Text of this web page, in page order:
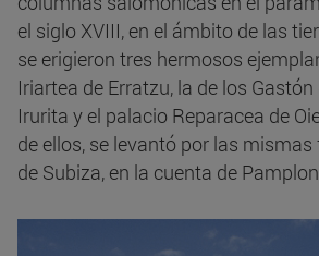
el siglo XVIII, en el ámbito de las
se erigieron tres hermosos
Iriartea de Erratzu, la de los
Irurita y el palacio Reparacea de
de ellos, se levantó por las
de Subiza, en la cuenta de